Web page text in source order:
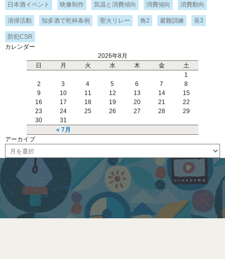
日本酒イベント 映像制作 気温と消費傾向 消費傾向 消費動向
清掃活動 知多酒で乾杯条例 聖火リレー 角2 避難訓練 長3
防犯CSR
カレンダー
2026年8月
日
月 火 水 木 金 土
« 7月
1
2
3 4 5 6 7
8
9
10 11 12 13 14
15
16
17 18 19 20 21
22
23
24 25 26 27 28
29
30
31
アーカイブ
ー
ブ